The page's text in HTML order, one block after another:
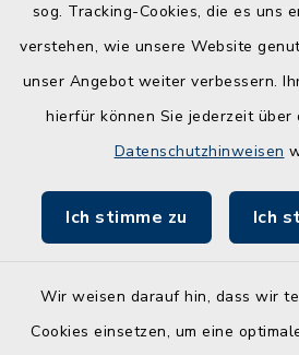
sog. Tracking-Cookies, die es uns
verstehen, wie unsere Website
unser Angebot weiter verbessern.
hierfür können Sie jederzeit über
Datenschutzhinweisen
Ich stimme zu Ich
Wir weisen darauf hin, dass wir
Cookies einsetzen, um eine
Schule am Ochsenweg
ZBmSH
Entwicklungsagentur für den
Kontakt